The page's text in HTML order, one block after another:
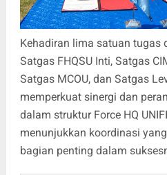
Kehadiran lima satuan tugas
Satgas FHQSU Inti, Satgas
Satgas MCOU, dan Satgas
memperkuat sinergi dan
dalam struktur Force HQ
menunjukkan koordinasi
bagian penting dalam